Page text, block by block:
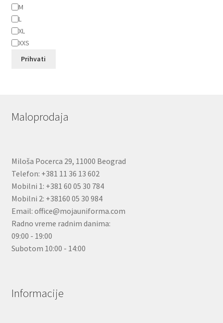
M
L
XL
XXS
Prihvati
Maloprodaja
Miloša Pocerca 29, 11000 Beograd
Telefon: +381 11 36 13 602
Mobilni 1: +381 60 05 30 784
Mobilni 2: +38160 05 30 984
Email: office@mojauniforma.com
Radno vreme radnim danima:
09:00 - 19:00
Subotom 10:00 - 14:00
Informacije